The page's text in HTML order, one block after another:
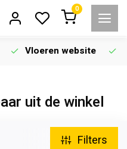
0
Vloeren website
uit de winkel
Filters